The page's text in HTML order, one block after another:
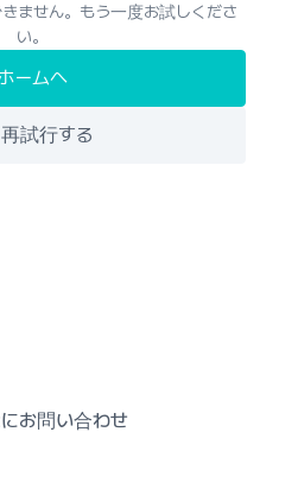
ません。もう一度お試しくださ
い。
ームへ
再試行する
お問い合わせ